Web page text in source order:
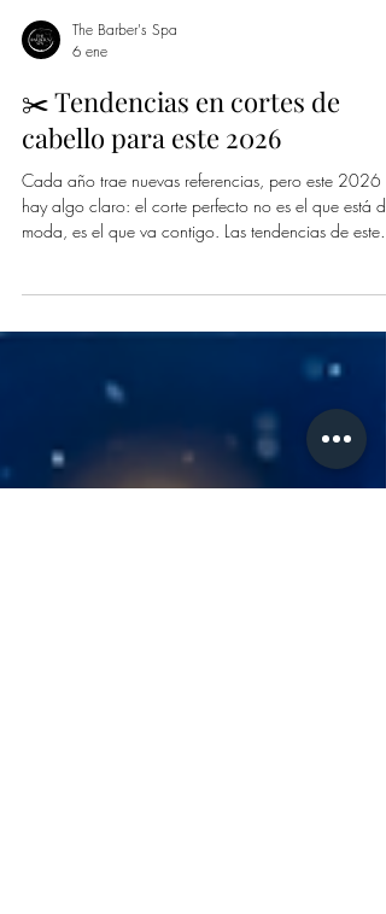
The Barber's Spa
✂️ Tendencias en cortes de
cabello para este 2026
Cada año trae nuevas referencias, pero este 2026
moda, es el que va contigo. Las tendencias de este
año se enfocan en estilos bien trabajados, limpios,
personalidad y fáciles de adaptar a tu día a día.
Cortes que se ven bien hoy, mañana y dentro de
marcarán el ritmo este 2026 y que ya están llegando
a nuestras sillas.